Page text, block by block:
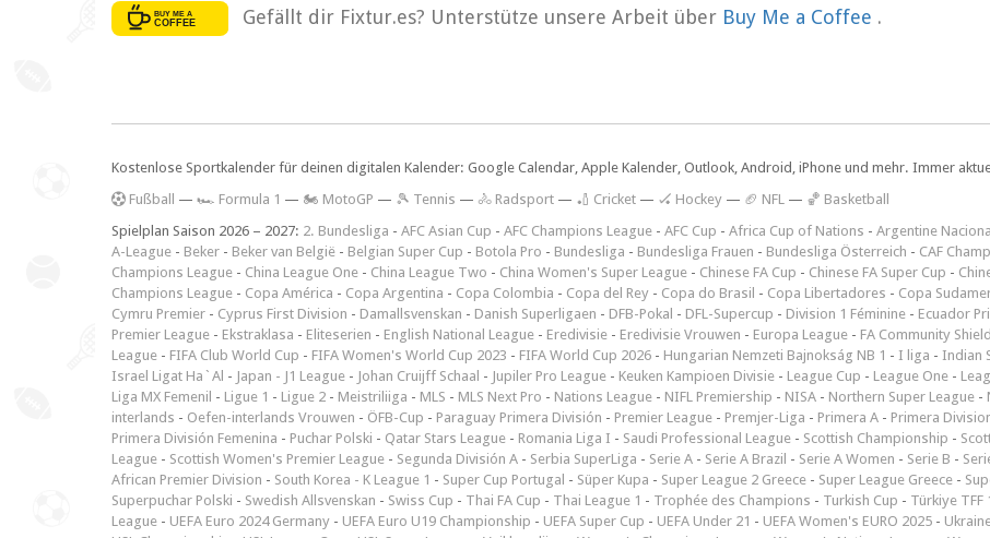
Gefällt dir Fixtur.es? Unterstütze unsere Arbeit über Buy Me a Coffee .
Kostenlose Sportkalender für deinen digitalen Kalender: Google Calendar, Apple Kalender, Outlook, Android, iPhone und mehr. Immer
Fußball — 🏎️ Formula 1 — 🏍 MotoGP — 🎾 Tennis — 🚴 Radsport — 🏏 Cricket — 🏑 Hockey — 🏈 NFL — 🏀 Basketball
Spielplan Saison 2026 – 2027: 2. Bundesliga - AFC Asian Cup - AFC Champions League - AFC Cup - Africa Cup of Nations - Argentine
A-League - Beker - Beker van België - Belgian Super Cup - Botola Pro - Bundesliga - Bundesliga Frauen - Bundesliga Österreich - CAF
Champions League - China League One - China League Two - China Women's Super League - Chinese FA Cup - Chinese FA Super Cup -
Champions League - Copa América - Copa Argentina - Copa Colombia - Copa del Rey - Copa do Brasil - Copa Libertadores - Copa
Cymru Premier - Cyprus First Division - Damallsvenskan - Danish Superligaen - DFB-Pokal - DFL-Supercup - Division 1 Féminine - Ecuador
Premier League - Ekstraklasa - Eliteserien - English National League - Eredivisie - Eredivisie Vrouwen - Europa League - FA Community Shield
League - FIFA Club World Cup - FIFA Women's World Cup 2023 - FIFA World Cup 2026 - Hungarian Nemzeti Bajnokság NB 1 - I liga - Indian
Israel Ligat Ha`Al - Japan - J1 League - Johan Cruijff Schaal - Jupiler Pro League - Keuken Kampioen Divisie - League Cup - League One -
Liga MX Femenil - Ligue 1 - Ligue 2 - Meistriliiga - MLS - MLS Next Pro - Nations League - NIFL Premiership - NISA - Northern Super League -
interlands - Oefen-interlands Vrouwen - ÖFB-Cup - Paraguay Primera División - Premier League - Premjer-Liga - Primera A - Primera
Primera División Femenina - Puchar Polski - Qatar Stars League - Romania Liga I - Saudi Professional League - Scottish Championship -
League - Scottish Women's Premier League - Segunda División A - Serbia SuperLiga - Serie A - Serie A Brazil - Serie A Women - Serie B -
African Premier Division - South Korea - K League 1 - Super Cup Portugal - Süper Kupa - Super League 2 Greece - Super League Greece -
Superpuchar Polski - Swedish Allsvenskan - Swiss Cup - Thai FA Cup - Thai League 1 - Trophée des Champions - Turkish Cup - Türkiye TFF
League - UEFA Euro 2024 Germany - UEFA Euro U19 Championship - UEFA Super Cup - UEFA Under 21 - UEFA Women's EURO 2025 -